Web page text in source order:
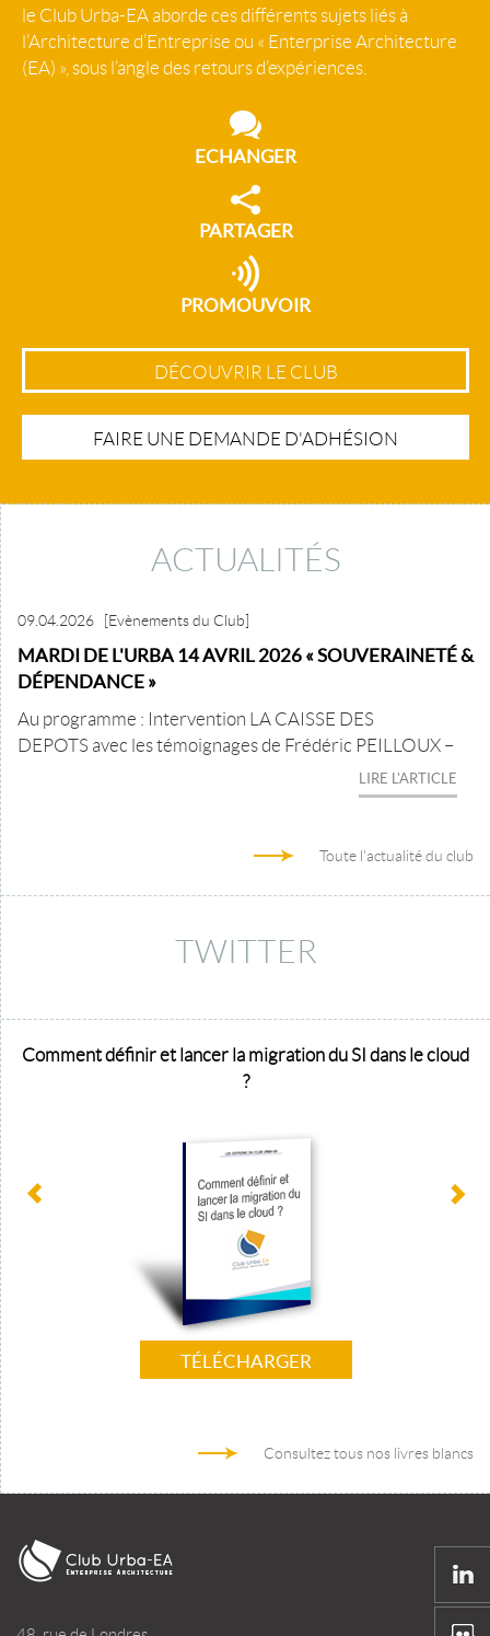
le Club Urba-EA aborde ces différents sujets liés à
l’Architecture d’Entreprise ou « Enterprise Architecture
(EA) », sous l’angle des retours d’expériences.
ECHANGER
PARTAGER
PROMOUVOIR
DÉCOUVRIR LE CLUB
FAIRE UNE DEMANDE D'ADHÉSION
ACTUALITÉS
09.04.2026 [Evènements du Club]
MARDI DE L'URBA 14 AVRIL 2026 « SOUVERAINETÉ &
DÉPENDANCE »
Au programme : Intervention LA CAISSE DES
DEPOTS avec les témoignages de Frédéric PEILLOUX –
LIRE L'ARTICLE
Toute l'actualité du club
TWITTER
Comment définir et lancer la migration du SI dans le cloud
?
TÉLÉCHARGER
Consultez tous nos livres blancs